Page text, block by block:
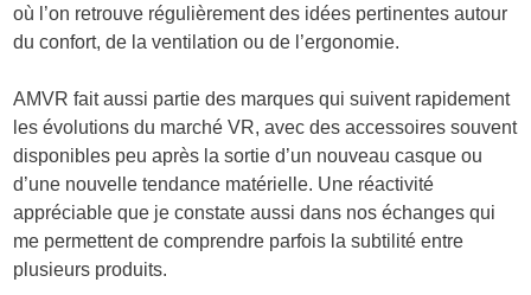
où l’on retrouve régulièrement des idées pertinentes autour
du confort, de la ventilation ou de l’ergonomie.
AMVR fait aussi partie des marques qui suivent rapidement
les évolutions du marché VR, avec des accessoires souvent
disponibles peu après la sortie d’un nouveau casque ou
d’une nouvelle tendance matérielle. Une réactivité
appréciable que je constate aussi dans nos échanges qui
me permettent de comprendre parfois la subtilité entre
plusieurs produits.